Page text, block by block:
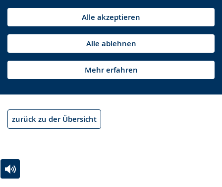
Alle akzeptieren
Alle ablehnen
Mehr erfahren
zurück zu der Übersicht